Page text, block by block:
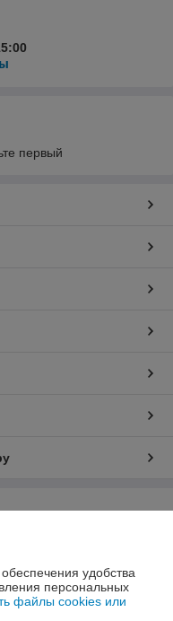
первый
ответственностью
274, оф. 1
удобства
персональных
файлы cookies или